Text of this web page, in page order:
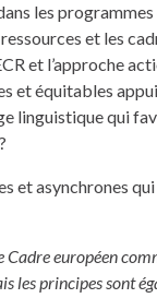
les programmes
et les
et l’approche
et équitables
linguistique qui
et asynchrones
Cadre européen
les principes sont